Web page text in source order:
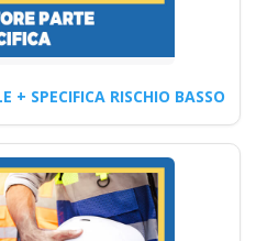
RLS:
per una
gestione
stato
parte
SPECIFICA RISCHIO BASSO